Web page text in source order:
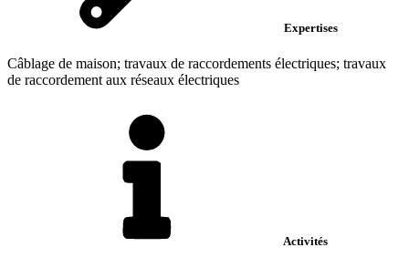
Expertises
Câblage de maison; travaux de raccordements électriques; travaux
de raccordement aux réseaux électriques
Activités